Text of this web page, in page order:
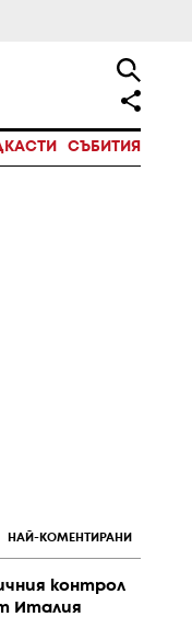
СЪБИТИЯ
НАЙ-КОМЕНТИРАНИ
контрол
Италия